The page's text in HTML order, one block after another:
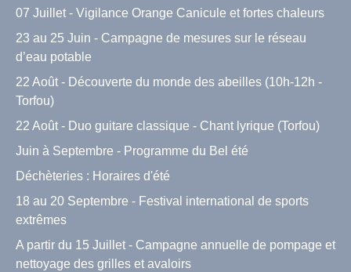
07 Juillet - Vigilance Orange Canicule et fortes chaleurs
23 au 25 Juin - Campagne de mesures sur le réseau
d’eau potable
22 Août - Découverte du monde des abeilles (10h-12h -
Torfou)
22 Août - Duo guitare classique - Chant lyrique (Torfou)
Juin à Septembre - Programme du Bel été
Déchèteries : Horaires d'été
18 au 20 Septembre - Festival international de sports
extrêmes
A partir du 15 Juillet - Campagne annuelle de pompage et
nettoyage des grilles et avaloirs